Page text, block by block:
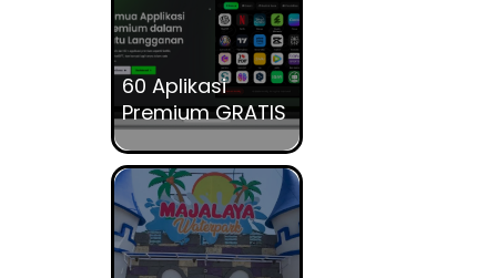
60 Aplikasi
Premium GRATIS